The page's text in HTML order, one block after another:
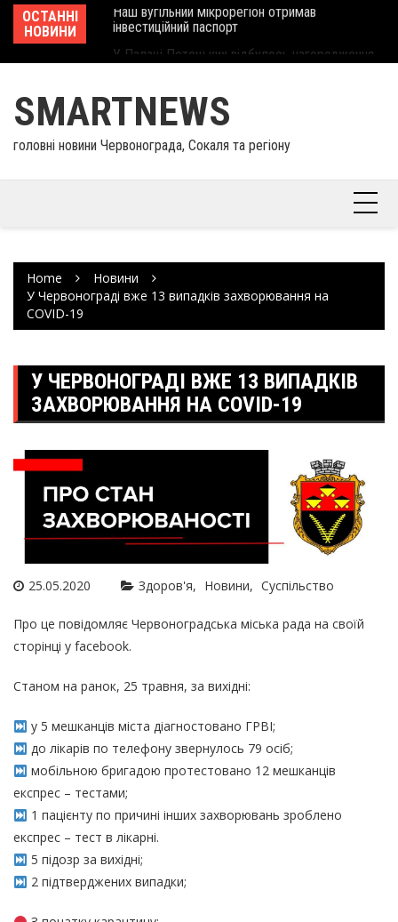
Skip
content
ОСТАННІ
НОВИНИ
інвеcтиційний паспорт
У Палаці Потоцьких відбулось нагородження
працівників культури та майстрів народного
мистецтва Шептицького району
SMARTNEWS
головні новини Червонограда, Сокаля та регіону
Home
Новини
У Червонограді вже 13 випадків захворювання на
COVID-19
У ЧЕРВОНОГРАДІ ВЖЕ 13 ВИПАДКІВ
ЗАХВОРЮВАННЯ НА COVID-19
25.05.2020 Здоров'я Новини Суспільство
Про це повідомляє Червоноградська міська рада на своїй
сторінці у facebook.
Станом на ранок, 25 травня, за вихідні:
у 5 мешканців міста діагностовано ГРВІ;
до лікарів по телефону звернулось 79 осіб;
мобільною бригадою протестовано 12 мешканців
експрес – тестами;
1 пацієнту по причині інших захворювань зроблено
експрес – тест в лікарні.
5 підозр за вихідні;
2 підтверджених випадки;